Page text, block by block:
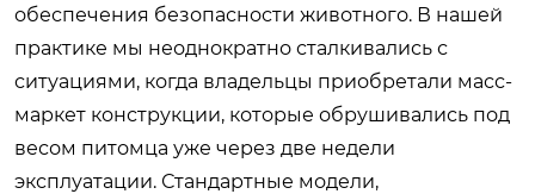
обеспечения безопасности животного. В нашей
практике мы неоднократно сталкивались с
ситуациями, когда владельцы приобретали масс-
маркет конструкции, которые обрушивались под
весом питомца уже через две недели
эксплуатации. Стандартные модели,